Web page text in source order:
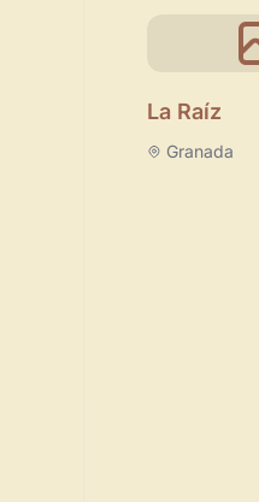
La Raíz
Granada